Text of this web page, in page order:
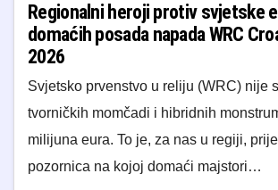
Regionalni heroji protiv svjetske
domaćih posada napada WRC
2026
​Svjetsko prvenstvo u reliju (WRC) nije
tvorničkih momčadi i hibridnih
milijuna eura. To je, za nas u regiji,
pozornica na kojoj domaći majstori…